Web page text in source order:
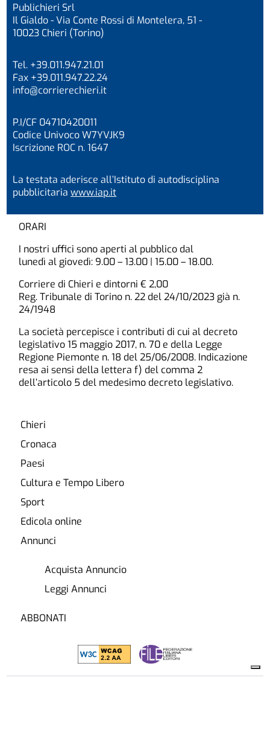
Publichieri Srl
Il Gialdo - Via Conte Rossi di Montelera, 51 -
10023 Chieri (Torino)
Tel. +39.011.947.21.01
Fax +39.011.947.22.24
info@corrierechieri.it
P.I/CF 04710420011
Codice Univoco W7YVJK9
Iscrizione ROC n. 1647
La testata aderisce all’Istituto di autodisciplina
pubblicitariawww.iap.it
ORARI
I nostri uffici sono aperti al pubblico dal
lunedì al giovedì: 9.00 – 13.00 | 15.00 – 18.00.
Corriere di Chieri e dintorni € 2,00
Reg. Tribunale di Torino n. 22 del 24/10/2023 già n.
24/1948
La società percepisce i contributi di cui al decreto
legislativo 15 maggio 2017, n. 70 e della Legge
Regione Piemonte n. 18 del 25/06/2008. Indicazione
resa ai sensi della lettera f) del comma 2
dell’articolo 5 del medesimo decreto legislativo.
Chieri
Cronaca
Paesi
Cultura e Tempo Libero
Sport
Edicola online
Annunci
Acquista Annuncio
Leggi Annunci
ABBONATI